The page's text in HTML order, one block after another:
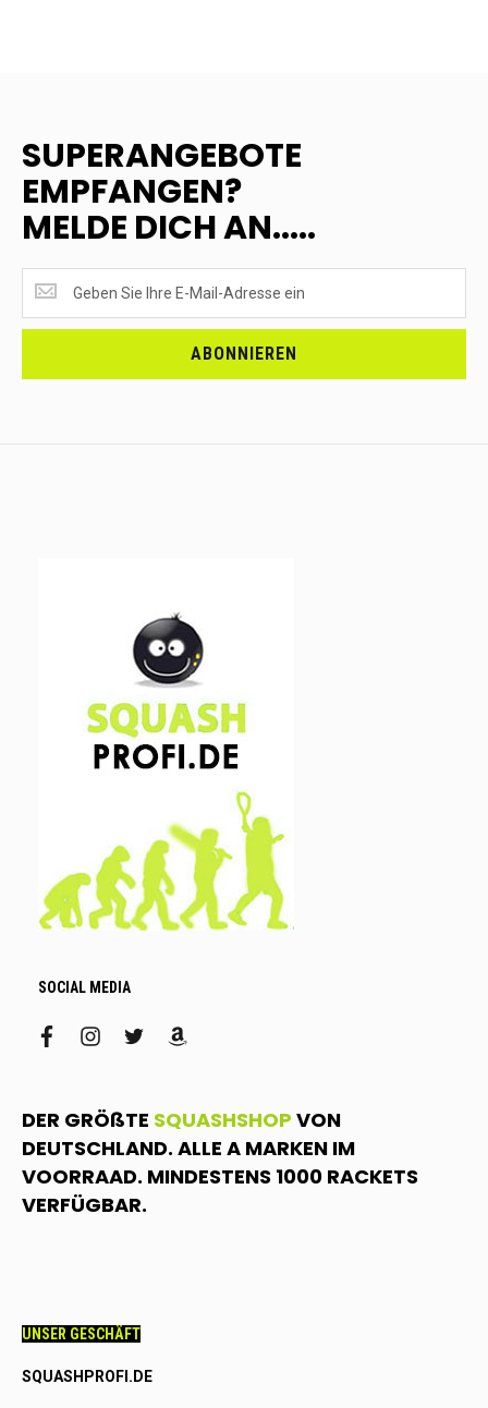
SUPERANGEBOTE
EMPFANGEN?
MELDE DICH AN.....
EMPFANGEN?
<br>MELDE
ABONNIEREN
SOCIAL MEDIA
facebookinstagram
twitteramazon
DER GRÖßTE SQUASHSHOP VON
DEUTSCHLAND. ALLE A MARKEN IM
VOORRAAD. MINDESTENS 1000 RACKETS
VERFÜGBAR.
UNSER GESCHÄFT
SQUASHPROFI.DE